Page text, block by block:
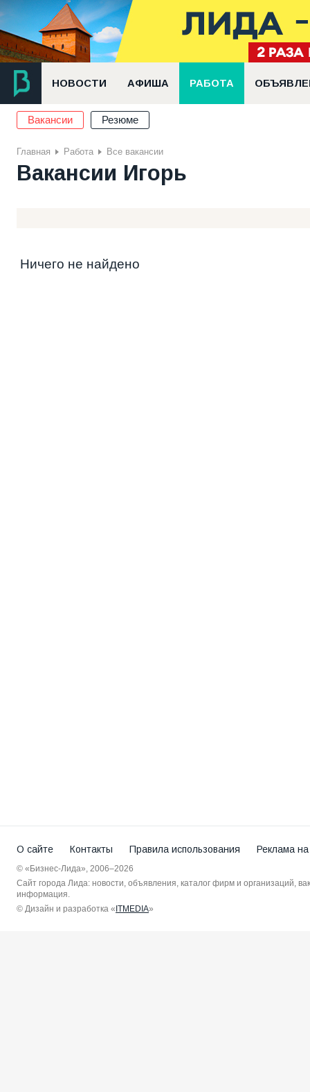
НОВОСТИ АФИША РАБОТА
Вакансии Резюме
Главная Работа Все вакансии
Вакансии Игорь
Ничего не найдено
О сайте Контакты Правила использования Реклама
© «Бизнес-Лида», 2006–2026
Сайт города Лида: новости, объявления, каталог фирм и организаций,
информация.
© Дизайн и разработка « ITMEDIA»